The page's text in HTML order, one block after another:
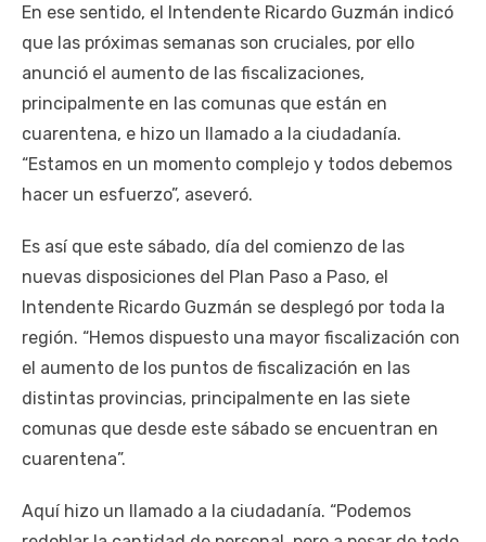
En ese sentido, el Intendente Ricardo Guzmán indicó
que las próximas semanas son cruciales, por ello
anunció el aumento de las fiscalizaciones,
principalmente en las comunas que están en
cuarentena, e hizo un llamado a la ciudadanía.
“Estamos en un momento complejo y todos debemos
hacer un esfuerzo”, aseveró.
Es así que este sábado, día del comienzo de las
nuevas disposiciones del Plan Paso a Paso, el
Intendente Ricardo Guzmán se desplegó por toda la
región. “Hemos dispuesto una mayor fiscalización con
el aumento de los puntos de fiscalización en las
distintas provincias, principalmente en las siete
comunas que desde este sábado se encuentran en
cuarentena”.
Aquí hizo un llamado a la ciudadanía. “Podemos